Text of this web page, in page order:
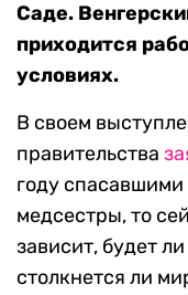
Саде.
приходится
условиях.
В своем
правительства
году
медсестры, то
зависит, будет
столкнется ли